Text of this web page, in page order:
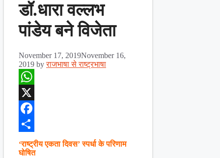
डॉ.धारा वल्लभ
पांडेय बने विजेता
November 17, 2019November 16,
2019 byराजभाषा से राष्ट्रभाषा
WhatsApp
X
Facebook
Share
‘राष्ट्रीय एकता दिवस’ स्पर्धा के परिणाम
घोषित